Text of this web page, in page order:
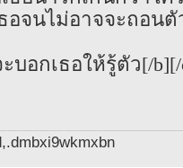
อจนไม่อาจจะถอนตั
อกเธอให้รู้ตัว[/b][/